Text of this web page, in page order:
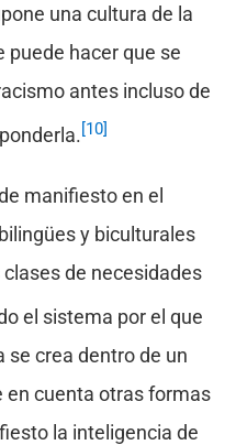
una cultura de la
puede hacer que se
antes incluso de
[10]
manifiesto en el
y biculturales
de necesidades
el sistema por el que
se crea dentro de un
en cuenta otras formas
la inteligencia de